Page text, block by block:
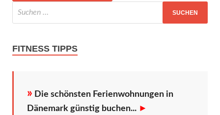
FITNESS TIPPS
» Die schönsten Ferienwohnungen in
Dänemark günstig buchen... ►